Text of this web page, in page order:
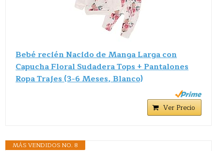
Bebé recién Nacido de Manga Larga con
Capucha Floral Sudadera Tops + Pantalones
Ropa Trajes (3-6 Meses, Blanco)
Ver Precio
MÁS VENDIDOS NO. 8